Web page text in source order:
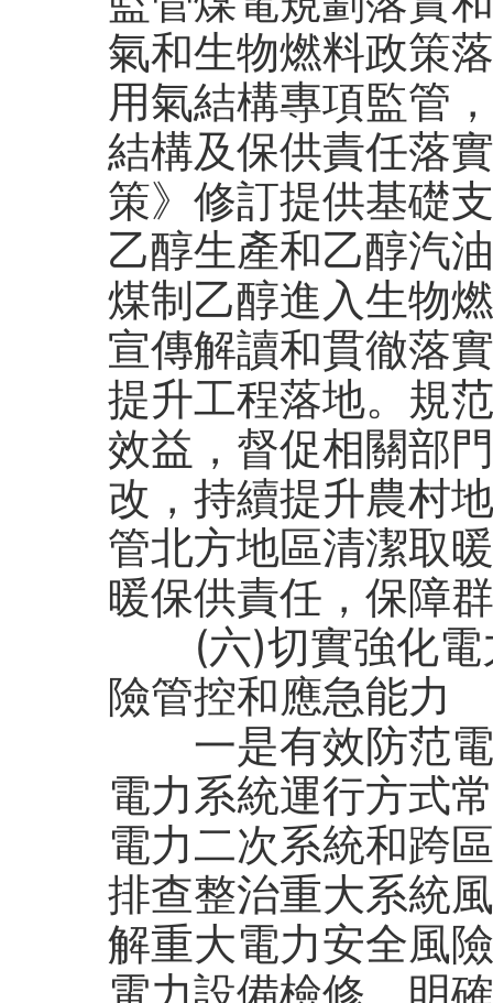
氣和生物燃料政策
用氣結構專項監管
結構及保供責任落
策》修訂提供基礎
乙醇生產和乙醇汽
煤制乙醇進入生物
宣傳解讀和貫徹落
提升工程落地。規
效益，督促相關部
改，持續提升農村
管北方地區清潔取
暖保供責任，保障
(六)切實強化電
險管控和應急能力
一是有效防范電
電力系統運行方式
電力二次系統和跨
排查整治重大系統
解重大電力安全風